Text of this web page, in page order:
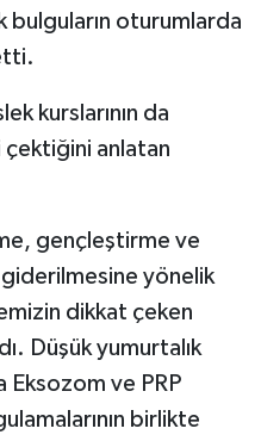
bulguların oturumlarda
kurslarının da
çektiğini anlatan
gençleştirme ve
yönelik
dikkat çeken
Düşük yumurtalık
Eksozom ve PRP
birlikte